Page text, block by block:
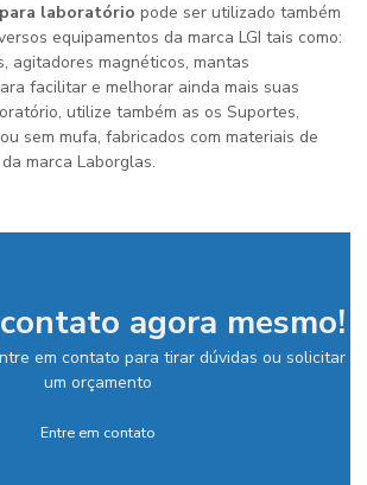
laboratório pode ser utilizado também
equipamentos da marca LGI tais como:
agitadores magnéticos, mantas
facilitar e melhorar ainda mais suas
utilize também as os Suportes,
sem mufa, fabricados com materiais de
marca Laborglas.
agora mesmo!
em contato para tirar dúvidas ou solicitar
um orçamento
Entre em contato